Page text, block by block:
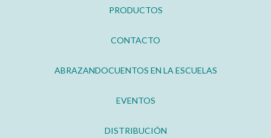
PRODUCTOS
CONTACTO
ABRAZANDOCUENTOS EN LA ESCUELAS
EVENTOS
DISTRIBUCIÓN